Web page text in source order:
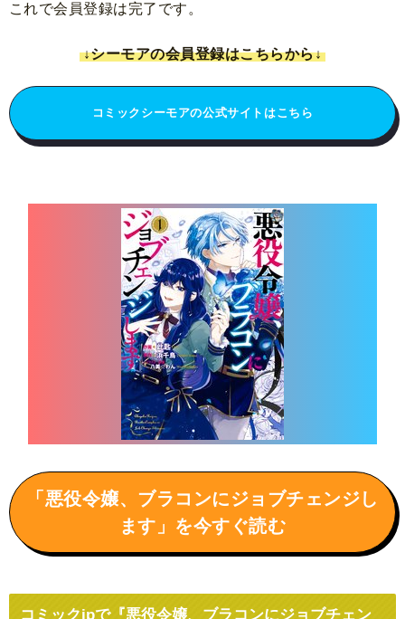
これで会員登録は完了です。
↓シーモアの会員登録はこちらから↓
コミックシーモアの公式サイトはこちら
「悪役令嬢、ブラコンにジョブチェンジし
ます」を今すぐ読む
コミックjpで『悪役令嬢、ブラコンにジョブチェン